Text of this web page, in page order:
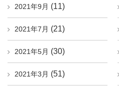
2021年9月 (11)
2021年7月 (21)
2021年5月 (30)
2021年3月 (51)